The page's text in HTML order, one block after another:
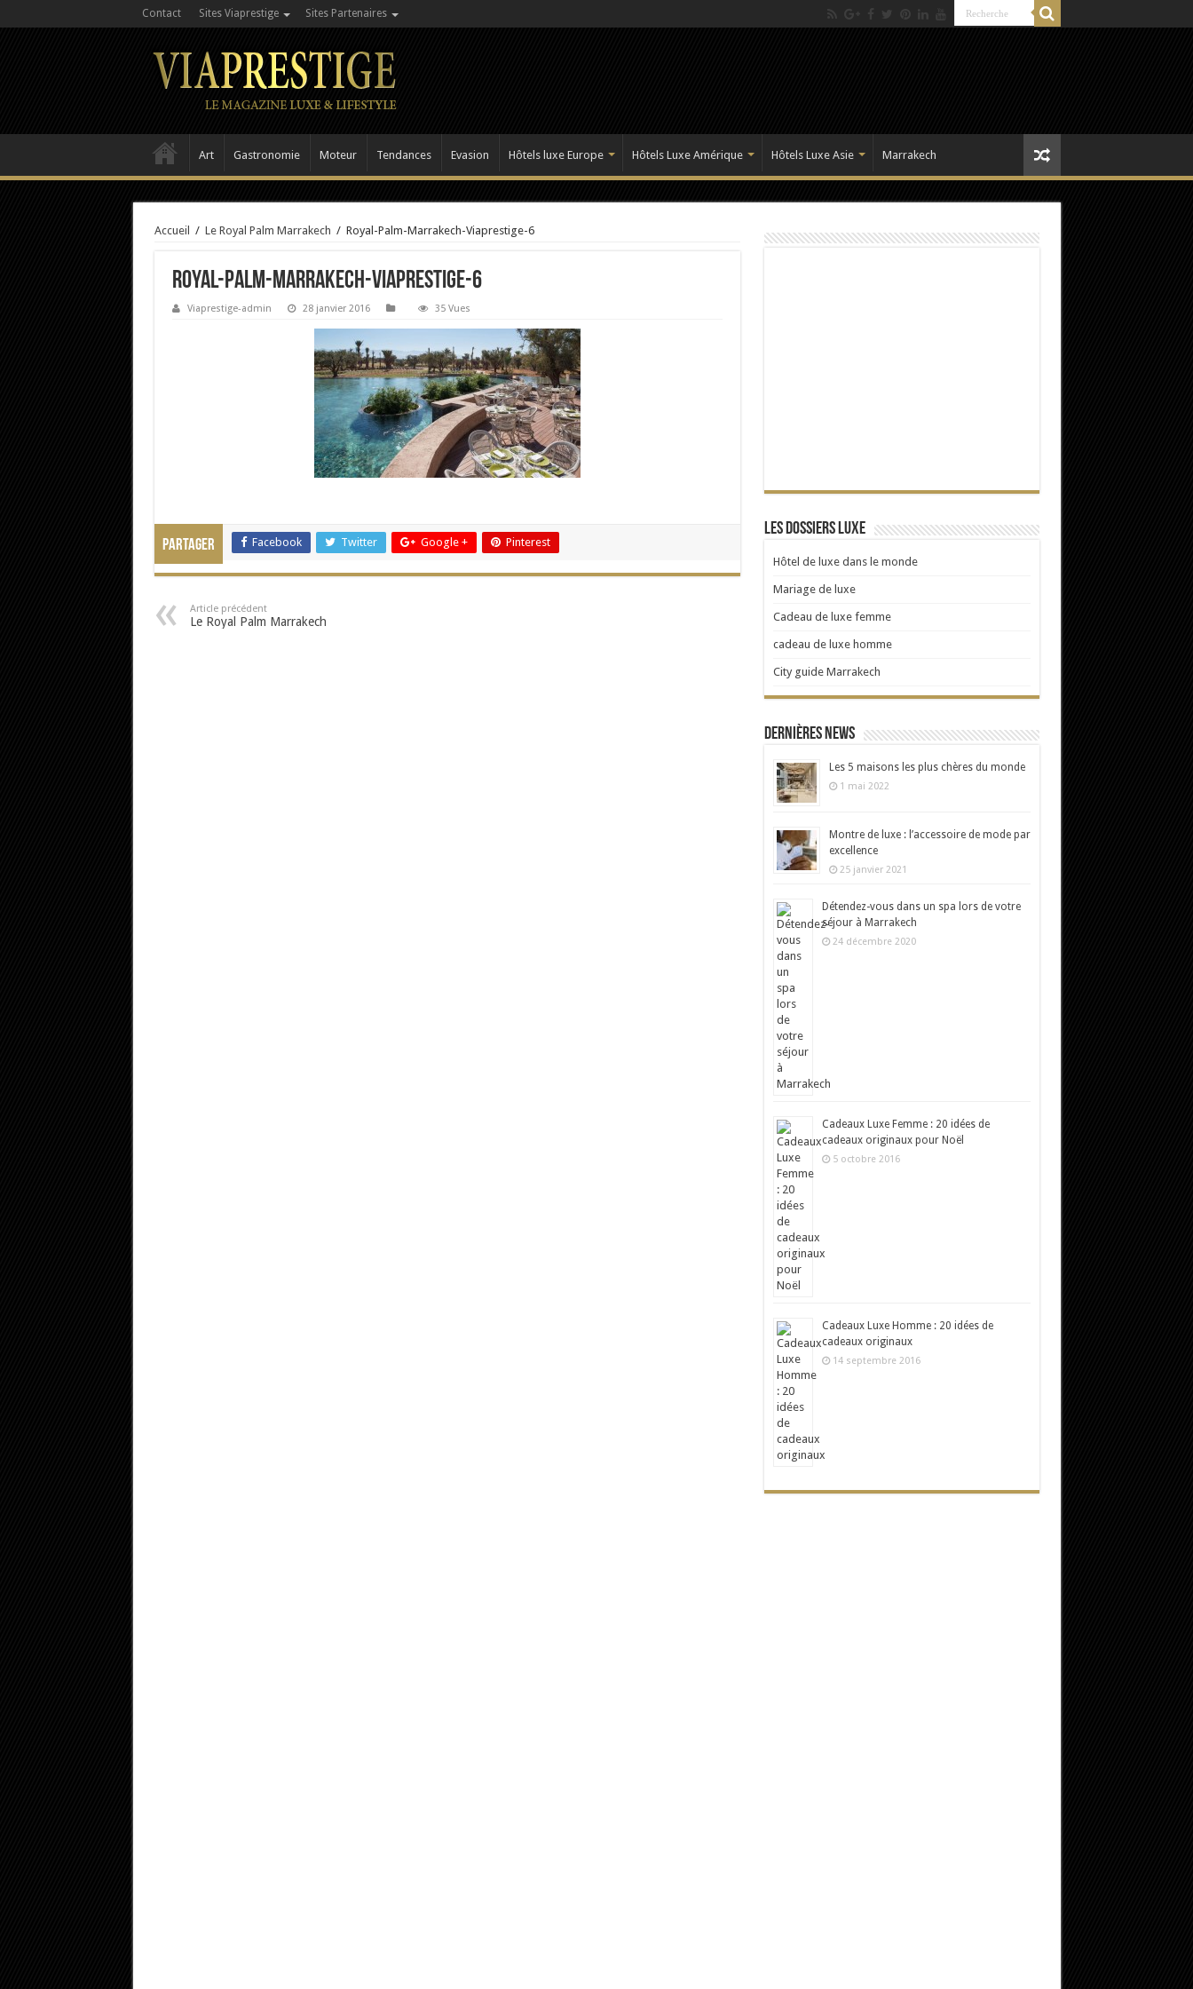
Contact Sites Viaprestige Sites Partenaires
Art Gastronomie Moteur Tendances Evasion Hôtels luxe Europe Hôtels Luxe Amérique Hôtels Luxe Asie Marrakech
Accueil / Le Royal Palm Marrakech / Royal-Palm-Marrakech-Viaprestige-6
Royal-Palm-Marrakech-Viaprestige-6
Viaprestige-admin 28 janvier 2016 35 Vues
Partager Facebook Twitter Google + Pinterest
Article précédent
Le Royal Palm Marrakech
Les dossiers Luxe
Hôtel de luxe dans le monde
Mariage de luxe
Cadeau de luxe femme
cadeau de luxe homme
City guide Marrakech
Dernières news
Les 5 maisons les plus chères du monde
1 mai 2022
Montre de luxe : l’accessoire de mode par
excellence
25 janvier 2021
Détendez-vous dans un spa lors de votre
séjour à Marrakech
24 décembre 2020
Cadeaux Luxe Femme : 20 idées de
cadeaux originaux pour Noël
5 octobre 2016
Cadeaux Luxe Homme : 20 idées de
cadeaux originaux
14 septembre 2016